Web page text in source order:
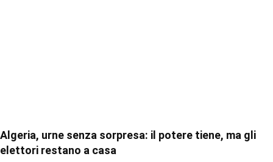
Algeria, urne senza sorpresa: il potere tiene, ma gli
elettori restano a casa